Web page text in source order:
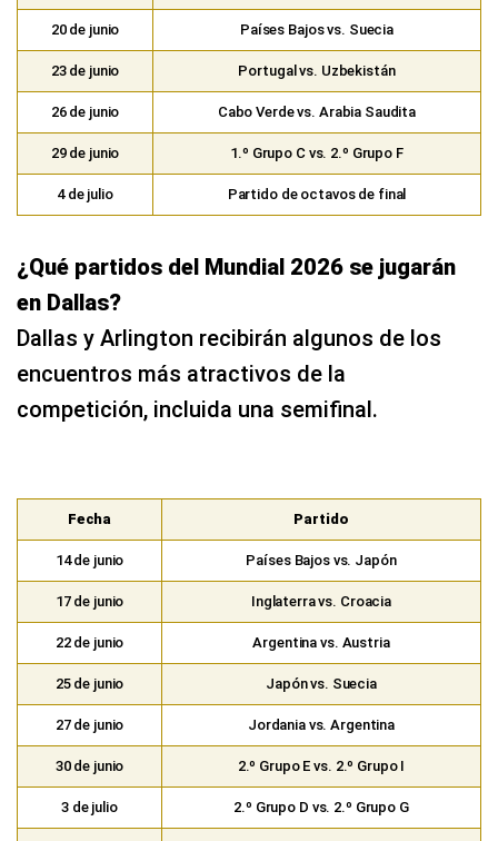
20 de junio Países Bajos vs. Suecia
23 de junio Portugal vs. Uzbekistán
26 de junio Cabo Verde vs. Arabia Saudita
29 de junio 1.º Grupo C vs. 2.º Grupo F
4 de julio Partido de octavos de final
¿Qué partidos del Mundial 2026 se jugarán
en Dallas?
Dallas y Arlington recibirán algunos de los
encuentros más atractivos de la
competición, incluida una semifinal.
Fecha Partido
14 de junio Países Bajos vs. Japón
17 de junio Inglaterra vs. Croacia
22 de junio Argentina vs. Austria
25 de junio Japón vs. Suecia
27 de junio Jordania vs. Argentina
30 de junio 2.º Grupo E vs. 2.º Grupo I
3 de julio 2.º Grupo D vs. 2.º Grupo G